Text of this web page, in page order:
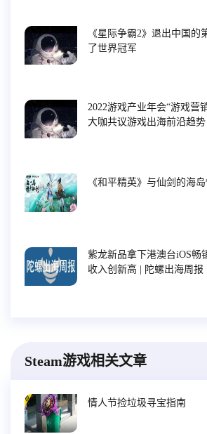
《星际争霸2》退出中国的
了世界冠军
2022游戏产业年会“游戏营
大咖共议游戏出海前沿趋势
《和平精英》与仙剑的海
紫龙新品拿下港澳台iOS畅
收入创新高 | 陀螺出海周报
Steam游戏相关文章
情人节捡垃圾寻宝指南